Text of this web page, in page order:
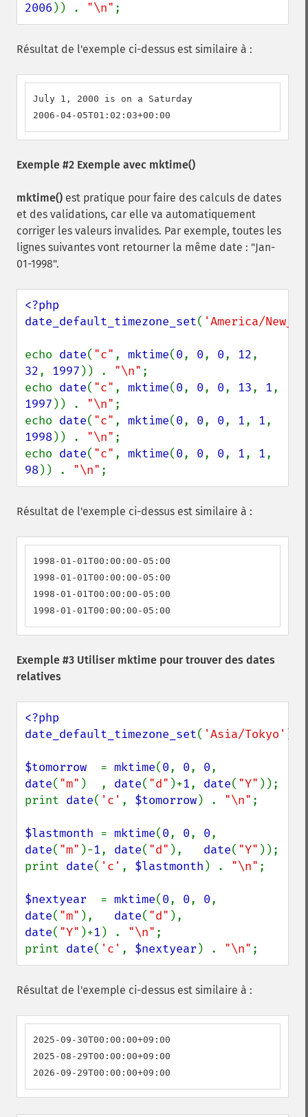
2006 )) . "\n" ;
Résultat de l'exemple ci-dessus est similaire à :
July 1, 2000 is on a Saturday
2006-04-05T01:02:03+00:00
Exemple #2 Exemple avec mktime()
mktime() est pratique pour faire des calculs de dates
et des validations, car elle va automatiquement
corriger les valeurs invalides. Par exemple, toutes les
lignes suivantes vont retourner la même date : "Jan-
01-1998".
<?php
date_default_timezone_set( 'America/
echo date( "c" , mktime(0, 0, 0, 12
32, 1997 )) . "\n" ;
echo date( "c" , mktime(0, 0, 0, 13, 1
1997 )) . "\n" ;
echo date( "c" , mktime(0, 0, 0, 1, 1
1998)) . "\n" ;
echo date( "c" , mktime(0, 0, 0, 1, 1
98)) . "\n" ;
Résultat de l'exemple ci-dessus est similaire à :
1998-01-01T00:00:00-05:00
1998-01-01T00:00:00-05:00
1998-01-01T00:00:00-05:00
1998-01-01T00:00:00-05:00
Exemple #3 Utiliser mktime pour trouver des dates
relatives
<?php
date_default_timezone_set( 'Asia/Tokyo'
$tomorrow = mktime(0, 0, 0
date( "m" )  , date( "d" )+1, date( "Y" ));
print date( 'c' , $tomorrow) . "\n" ;
$lastmonth = mktime(0, 0, 0
date( "m" )-1, date( "d" ), date( "Y" ));
print date( 'c' , $lastmonth ) . "\n" ;
$nextyear = mktime(0, 0, 0
date( "m" ), date( "d"
date( "Y" )+1 ) . "\n" ;
print date( 'c' , $nextyear ) . "\n" ;
Résultat de l'exemple ci-dessus est similaire à :
2025-09-30T00:00:00+09:00
2025-08-29T00:00:00+09:00
2026-09-29T00:00:00+09:00